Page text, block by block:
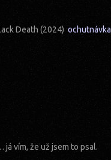
Death (2024) ochutnávka
vím, že už jsem to psal.